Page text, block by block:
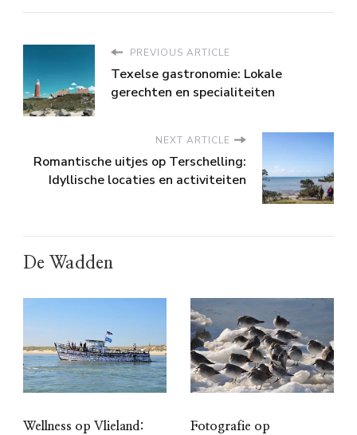
PREVIOUS ARTICLE
Texelse gastronomie: Lokale
gerechten en specialiteiten
NEXT ARTICLE
Romantische uitjes op Terschelling:
Idyllische locaties en activiteiten
De Wadden
Wellness op Vlieland:
Fotografie op